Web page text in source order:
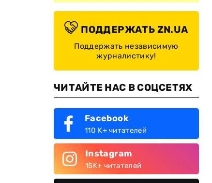
ПОДДЕРЖАТЬ ZN.UA
Поддержать независимую
журналистику!
ЧИТАЙТЕ НАС В СОЦСЕТЯХ
Facebook
110 K+ читателей
Instagram
15K+ читателей